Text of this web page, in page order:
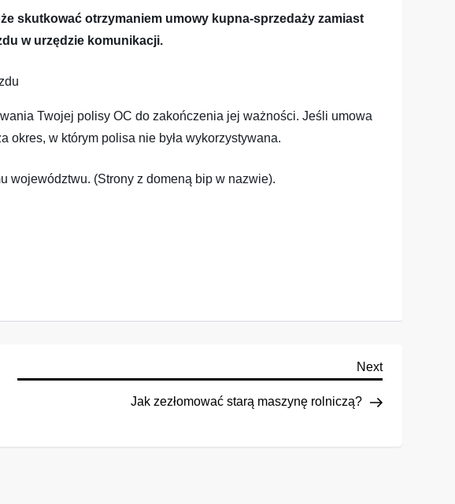
skutkować otrzymaniem umowy kupna-sprzedaży zamiast
w urzędzie komunikacji.
Twojej polisy OC do zakończenia jej ważności. Jeśli umowa
okres, w którym polisa nie była wykorzystywana.
województwu. (Strony z domeną bip w nazwie).
Next
Next
Jak zezłomować starą maszynę rolniczą?